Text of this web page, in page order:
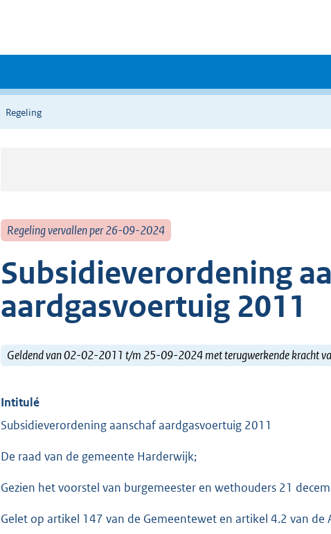
Regeling
Regeling vervallen per 26-09-2024
Subsidieverordening
aardgasvoertuig 2011
Geldend van 02-02-2011 t/m 25-09-2024 met terugwerkende kracht
Intitulé
Subsidieverordening aanschaf aardgasvoertuig 2011
De raad van de gemeente Harderwijk;
Gezien het voorstel van burgemeester en wethouders 21
Gelet op artikel 147 van de Gemeentewet en artikel 4.2 van de